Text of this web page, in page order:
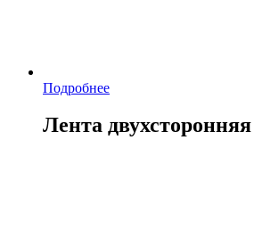
Подробнее
Лента